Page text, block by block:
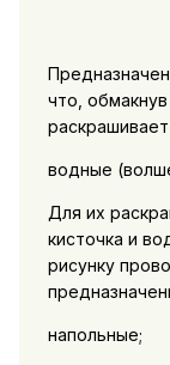
что,
водные
Для их
кисточка и
рисунку
напольные;